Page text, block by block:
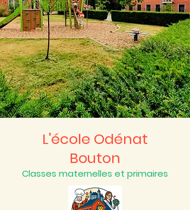
L'école Odénat
Bouton
Classes maternelles et primaires